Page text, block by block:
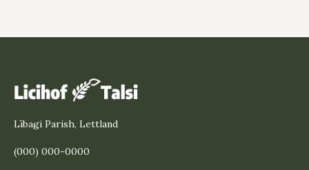
Lībagi Parish, Lettland
(000) 000-0000